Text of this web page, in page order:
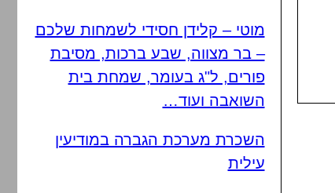
מוטי – קלידן חסידי לשמחות שלכם
– בר מצווה, שבע ברכות, מסיבת
פורים, ל"ג בעומר, שמחת בית
השואבה ועוד…
השכרת מערכת הגברה במודיעין
עילית